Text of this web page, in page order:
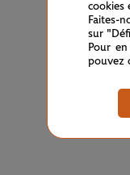
cookies
Faites-
sur
Pour
pouvez